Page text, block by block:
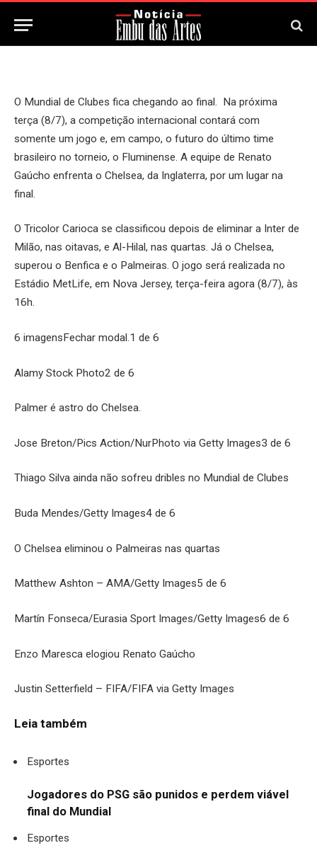
8 de Julho, 2025 Updated: 8 de Julho, 2025
O Mundial de Clubes fica chegando ao final. Na próxima
terça (8/7), a competição internacional contará com
somente um jogo e, em campo, o futuro do último time
brasileiro no torneio, o Fluminense. A equipe de Renato
Gaúcho enfrenta o Chelsea, da Inglaterra, por um lugar na
final.
O Tricolor Carioca se classificou depois de eliminar a Inter de
Milão, nas oitavas, e Al-Hilal, nas quartas. Já o Chelsea,
superou o Benfica e o Palmeiras. O jogo será realizada no
Estádio MetLife, em Nova Jersey, terça-feira agora (8/7), às
16h.
6 imagensFechar modal.1 de 6
Alamy Stock Photo2 de 6
Palmer é astro do Chelsea.
Jose Breton/Pics Action/NurPhoto via Getty Images3 de 6
Thiago Silva ainda não sofreu dribles no Mundial de Clubes
Buda Mendes/Getty Images4 de 6
O Chelsea eliminou o Palmeiras nas quartas
Matthew Ashton – AMA/Getty Images5 de 6
Martín Fonseca/Eurasia Sport Images/Getty Images6 de 6
Enzo Maresca elogiou Renato Gaúcho
Justin Setterfield – FIFA/FIFA via Getty Images
Leia também
Esportes
Jogadores do PSG são punidos e perdem viável
final do Mundial
Esportes